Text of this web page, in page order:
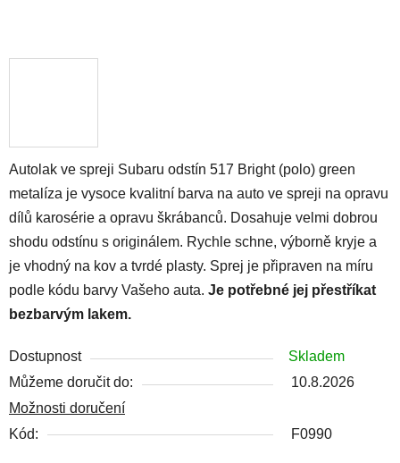
Autolak ve spreji Subaru odstín 517 Bright (polo) green
metalíza je vysoce kvalitní barva na auto ve spreji na opravu
dílů karosérie a opravu škrábanců. Dosahuje velmi dobrou
shodu odstínu s originálem. Rychle schne, výborně kryje a
je vhodný na kov a tvrdé plasty. Sprej je připraven na míru
podle kódu barvy Vašeho auta. Je potřebné jej přestříkat
bezbarvým lakem.
Dostupnost
Skladem
Můžeme doručit do:
10.8.2026
Možnosti doručení
Kód:
F0990